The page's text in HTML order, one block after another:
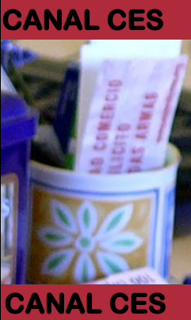
CANAL CES
CANAL CES